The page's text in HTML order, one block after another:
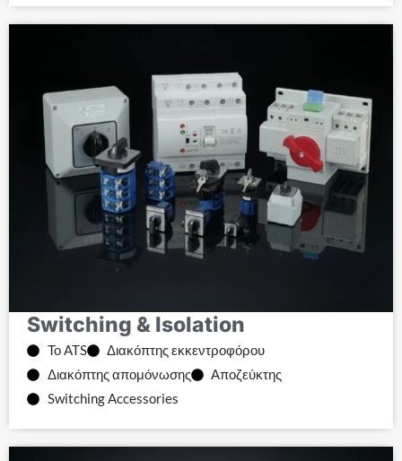
Switching & Isolation
Το ATS
Διακόπτης εκκεντροφόρου
Διακόπτης απομόνωσης
Αποζεύκτης
Switching Accessories